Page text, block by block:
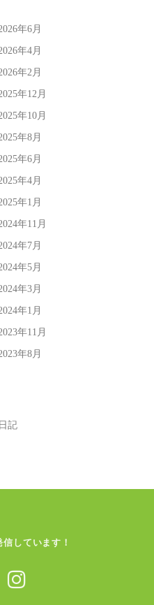
年6月
年4月
年2月
年12月
年10月
年8月
年6月
年4月
年1月
年11月
年7月
年5月
年3月
年1月
年11月
年8月
日記
しています！